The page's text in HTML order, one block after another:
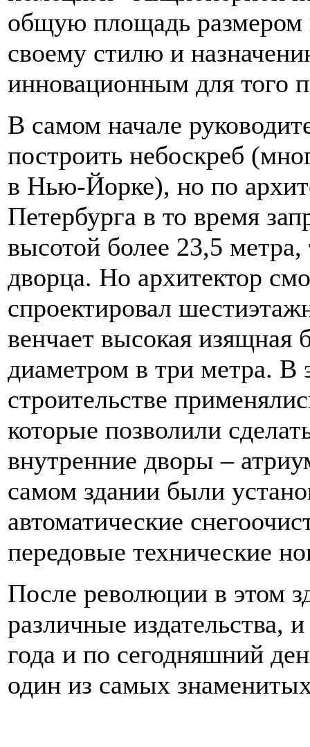
общую площадь размером
своему стилю и
инновационным для того
В самом начале
построить небоскреб
в Нью-Йорке), но по
Петербурга в то время
высотой более 23,5
дворца. Но архитектор
спроектировал
венчает высокая изящная
диаметром в три метра. В
строительстве
которые позволили
внутренние дворы –
самом здании были
автоматические
передовые технические
После революции в этом
различные издательства,
года и по сегодняшний
один из самых